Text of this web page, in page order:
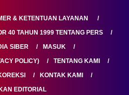
& KETENTUAN LAYANAN
40 TAHUN 1999 TENTANG PERS
SIBER
MASUK
POLICY)
TENTANG KAMI
KONTAK KAMI
EDITORIAL